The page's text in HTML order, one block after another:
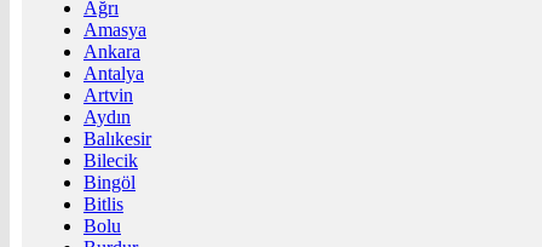
Ağrı
Amasya
Ankara
Antalya
Artvin
Aydın
Balıkesir
Bilecik
Bingöl
Bitlis
Bolu